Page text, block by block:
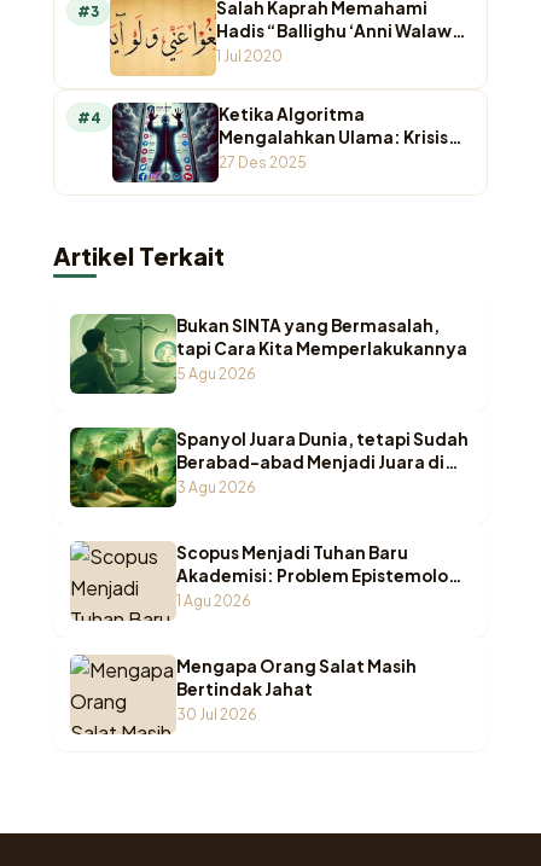
#3
Salah Kaprah Memahami
Hadis “Ballighu ‘Anni Walaw
Ayah”
1 Jul 2020
#4
Ketika Algoritma
Mengalahkan Ulama: Krisis
Otoritas Keagamaan di
27 Des 2025
Artikel Terkait
Bukan SINTA yang Bermasalah,
tapi Cara Kita Memperlakukannya
5 Agu 2026
Spanyol Juara Dunia, tetapi Sudah
Berabad-abad Menjadi Juara di
Pesantren Indonesia
3 Agu 2026
Scopus Menjadi Tuhan Baru
Akademisi: Problem Epistemologi
ketika Wasā’il Berubah Menjadi
1 Agu 2026
Mengapa Orang Salat Masih
Bertindak Jahat
30 Jul 2026